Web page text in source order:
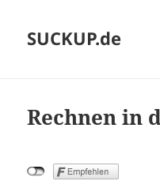
SUCKUP.de
Rechnen in